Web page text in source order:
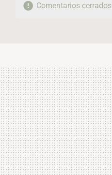
Comentarios cerrados